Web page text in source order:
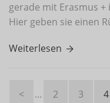
gerade mit Erasmus
Hier geben sie einen
Weiterlesen
< … 2 3 4